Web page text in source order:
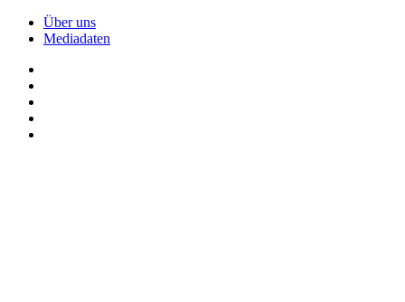
Über uns
Mediadaten